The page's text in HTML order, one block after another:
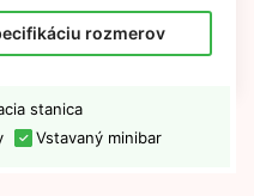
rozmerov
stanica
Vstavaný minibar